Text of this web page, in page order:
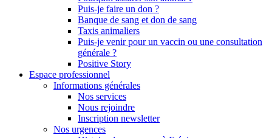
Puis-je faire un don ?
Banque de sang et don de sang
Taxis animaliers
Puis-je venir pour un vaccin ou une consultation
générale ?
Positive Story
Espace professionnel
Informations générales
Nos services
Nous rejoindre
Inscription newsletter
Nos urgences